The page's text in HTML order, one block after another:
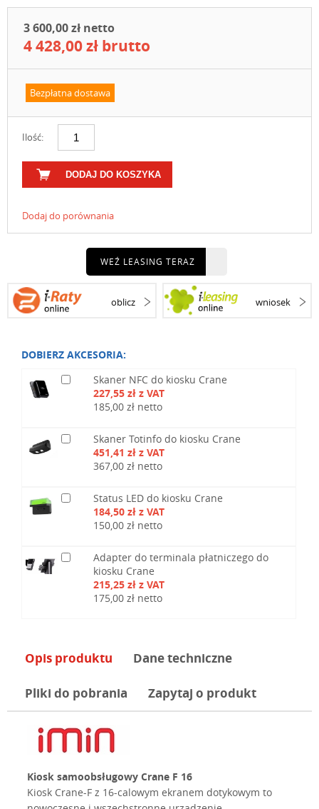
3 600,00 zł netto
4 428,00 zł brutto
Bezpłatna dostawa
Ilość:
DODAJ DO KOSZYKA
Dodaj do porównania
WEŹ LEASING TERAZ
oblicz wniosek
DOBIERZ AKCESORIA:
Skaner NFC do kiosku Crane
227,55 zł z VAT
185,00 zł netto
Skaner Totinfo do kiosku Crane
451,41 zł z VAT
367,00 zł netto
Status LED do kiosku Crane
184,50 zł z VAT
150,00 zł netto
Adapter do terminala płatniczego do
kiosku Crane
215,25 zł z VAT
175,00 zł netto
Opis produktu Dane techniczne
Pliki do pobrania Zapytaj o produkt
Kiosk samoobsługowy Crane F 16
Kiosk Crane-F z 16-calowym ekranem dotykowym to